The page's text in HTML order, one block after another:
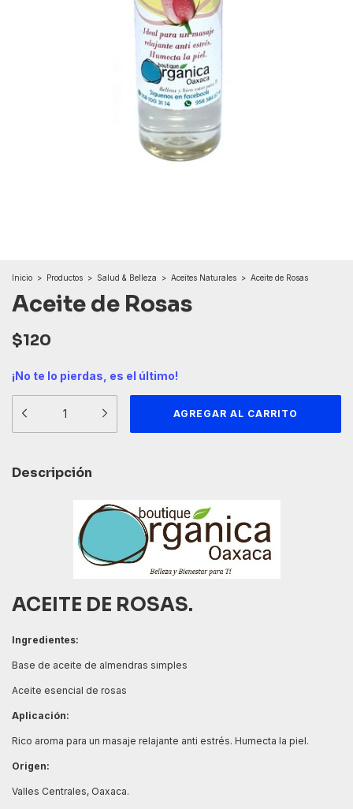
Inicio > Productos > Salud & Belleza > Aceites Naturales > Aceite de Rosas
Aceite de Rosas
$120
¡No te lo pierdas, es el último!
Descripción
ACEITE DE ROSAS.
Ingredientes:
Base de aceite de almendras simples
Aceite esencial de rosas
Aplicación:
Rico aroma para un masaje relajante anti estrés. Humecta la piel.
Origen:
Valles Centrales, Oaxaca.